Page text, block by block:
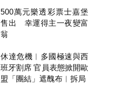
500萬元樂透彩票士嘉堡
售出 幸運得主一夜變富
翁
休達危機︱多國極速與西
班牙割席 官員表態掀開歐
盟「團結」遮醜布︱拆局